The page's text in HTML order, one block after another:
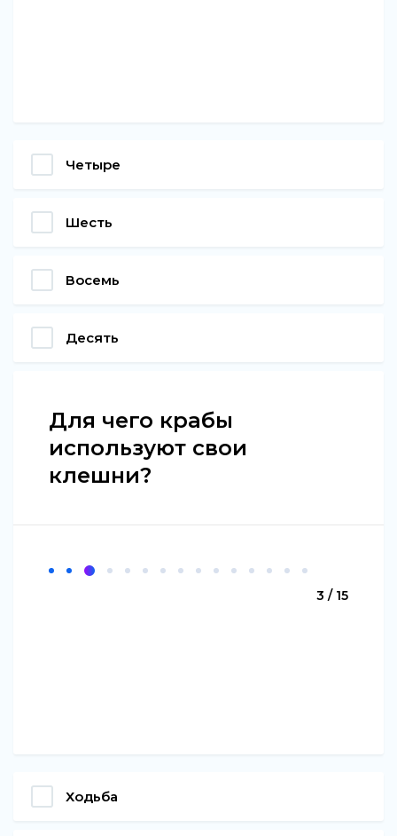
Четыре
Шесть
Восемь
Десять
Для чего крабы
используют свои
клешни?
3 / 15
Ходьба